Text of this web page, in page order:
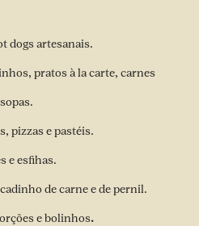
dogs artesanais.
pratos à la carte, carnes
pizzas e pastéis.
e esfihas.
de carne e de pernil.
e bolinhos.